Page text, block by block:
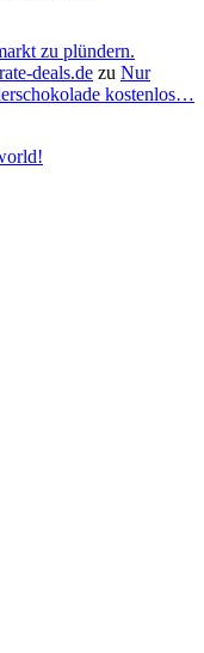
zu plündern.
deals.de zu Nur
kostenlos…